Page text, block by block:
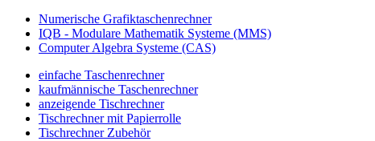
Numerische Grafiktaschenrechner
IQB - Modulare Mathematik Systeme (MMS)
Computer Algebra Systeme (CAS)
einfache Taschenrechner
kaufmännische Taschenrechner
anzeigende Tischrechner
Tischrechner mit Papierrolle
Tischrechner Zubehör